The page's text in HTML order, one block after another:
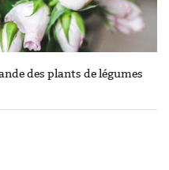
des plants de légumes